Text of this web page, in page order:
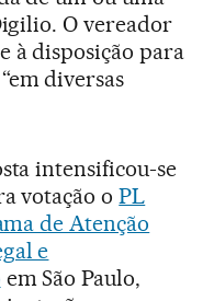
O vereador
à disposição para
diversas
intensificou-se
votação oPL
de Atenção
e
em São Paulo,